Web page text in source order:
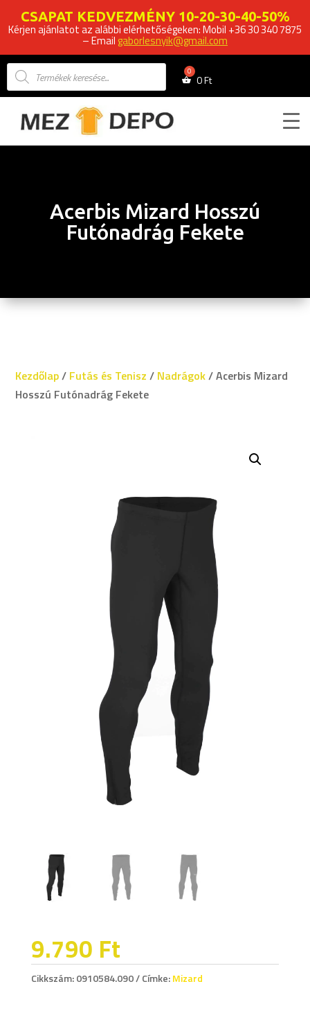
CSAPAT KEDVEZMÉNY 10-20-30-40-50%
Kérjen ajánlatot az alábbi elérhetőségeken: Mobil +36 30 340 7875
– Email gaborlesnyik@gmail.com
Products
search 0Ft
Acerbis Mizard Hosszú
Futónadrág Fekete
Kezdőlap/ Futás és Tenisz / Nadrágok/ Acerbis Mizard
Hosszú Futónadrág Fekete
9.790 Ft
Cikkszám:0910584.090 Címke:Mizard